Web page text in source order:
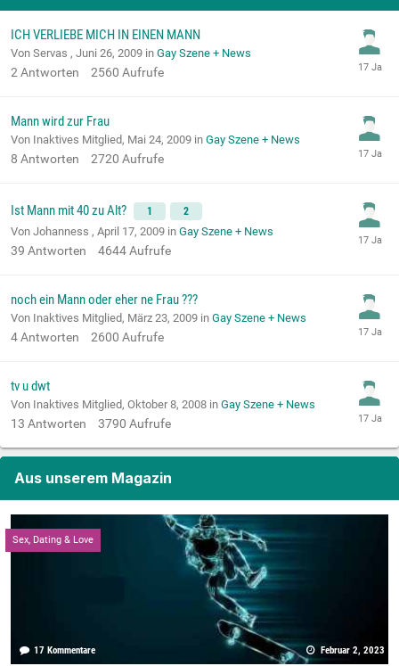
ICH VERLIEBE MICH IN EINEN MANN
Von Servas , Juni 26, 2009 in Gay Szene + News
2 Antworten 2560 Aufrufe
Mann wird zur Frau
Von Inaktives Mitglied, Mai 24, 2009 in Gay Szene + News
8 Antworten 2720 Aufrufe
Ist Mann mit 40 zu Alt? 1 2
Von Johanness , April 17, 2009 in Gay Szene + News
39 Antworten 4644Aufrufe
noch ein Mann oder eher ne Frau ???
Von Inaktives Mitglied, März 23, 2009 in Gay Szene + News
4Antworten 2600 Aufrufe
tv u dwt
Von Inaktives Mitglied, Oktober 8, 2008 in Gay Szene + News
13 Antworten 3790 Aufrufe
Aus unserem Magazin
Sex, Dating & Love
17 Kommentare Februar 2, 2023